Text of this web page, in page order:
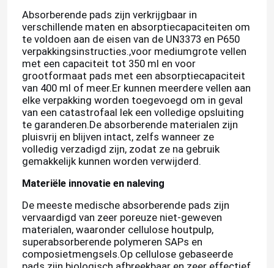
Absorberende pads zijn verkrijgbaar in
verschillende maten en absorptiecapaciteiten om
te voldoen aan de eisen van de UN3373 en P650
verpakkingsinstructies.,voor mediumgrote vellen
met een capaciteit tot 350 ml en voor
grootformaat pads met een absorptiecapaciteit
van 400 ml of meer.Er kunnen meerdere vellen aan
elke verpakking worden toegevoegd om in geval
van een catastrofaal lek een volledige opsluiting
te garanderen.De absorberende materialen zijn
pluisvrij en blijven intact, zelfs wanneer ze
volledig verzadigd zijn, zodat ze na gebruik
gemakkelijk kunnen worden verwijderd.
Materiële innovatie en naleving
De meeste medische absorberende pads zijn
vervaardigd van zeer poreuze niet-geweven
materialen, waaronder cellulose houtpulp,
superabsorberende polymeren SAPs en
composietmengsels.Op cellulose gebaseerde